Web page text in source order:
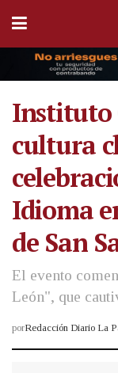
Instituto
cultura
Idioma
de San
El evento
León", que
porRedacción Diario La